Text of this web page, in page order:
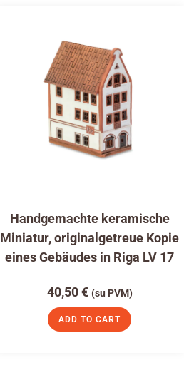
Handgemachte keramische
Miniatur, originalgetreue Kopie
eines Gebäudes in Riga LV 17
40,50€ (su PVM)
ADD TO CART